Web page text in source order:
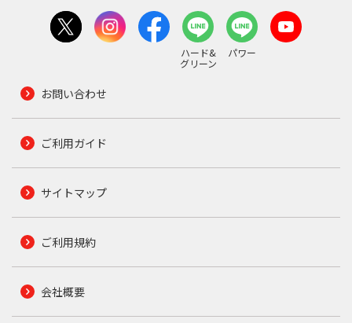
ハード&
グリーン
パワー
お問い合わせ
ご利用ガイド
サイトマップ
ご利用規約
会社概要